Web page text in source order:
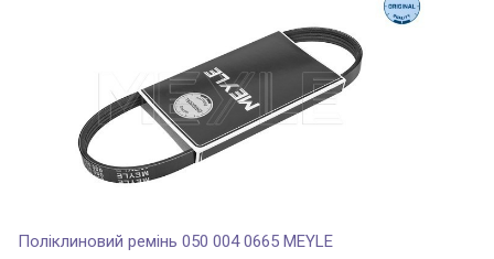
Поліклиновий ремінь 050 004 0665 MEYLE